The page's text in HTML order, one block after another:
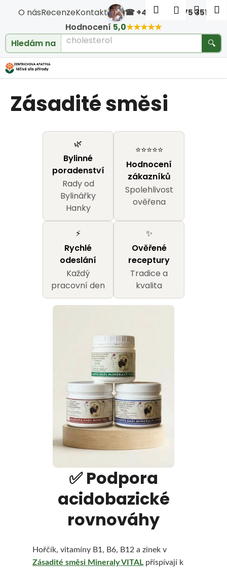
O násRecenzeKontakt ☎ +420 604 475 351
Hodnocení 5,0★★★★★
Hledám na
cholesterol
🔍
Hledat
Zásadité směsi
🌿
Bylinné
poradenství
Rady od
Bylinářky
Hanky
⭐⭐⭐⭐⭐
Hodnocení
zákazníků
Spolehlivost
ověřena
⚡
Rychlé
odeslání
Každý
pracovní den
✨
Ověřené
receptury
Tradice a
kvalita
✅Podpora
acidobazické
rovnováhy
Hořčík, vitamíny B1, B6, B12 a zinek v
Zásadité směsi Mineraly VITAL přispívají k
Košík
C
o
p
HLEDAT